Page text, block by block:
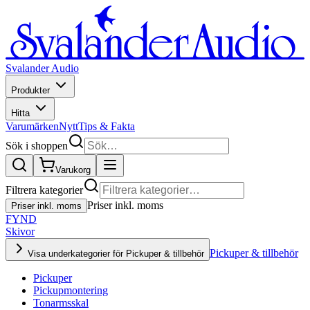
Svalander Audio
Produkter
Hitta
VarumärkenNyttTips & Fakta
Sök i shoppen
Varukorg
Filtrera kategorier
Priser inkl. moms Priser inkl. moms
FYND
Skivor
Visa underkategorier för Pickuper & tillbehör Pickuper & tillbehör
Pickuper
Pickupmontering
Tonarmsskal